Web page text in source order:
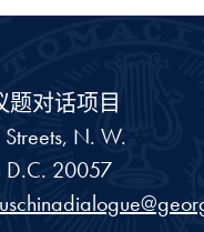
题对话项目
N. W.
D.C. 20057